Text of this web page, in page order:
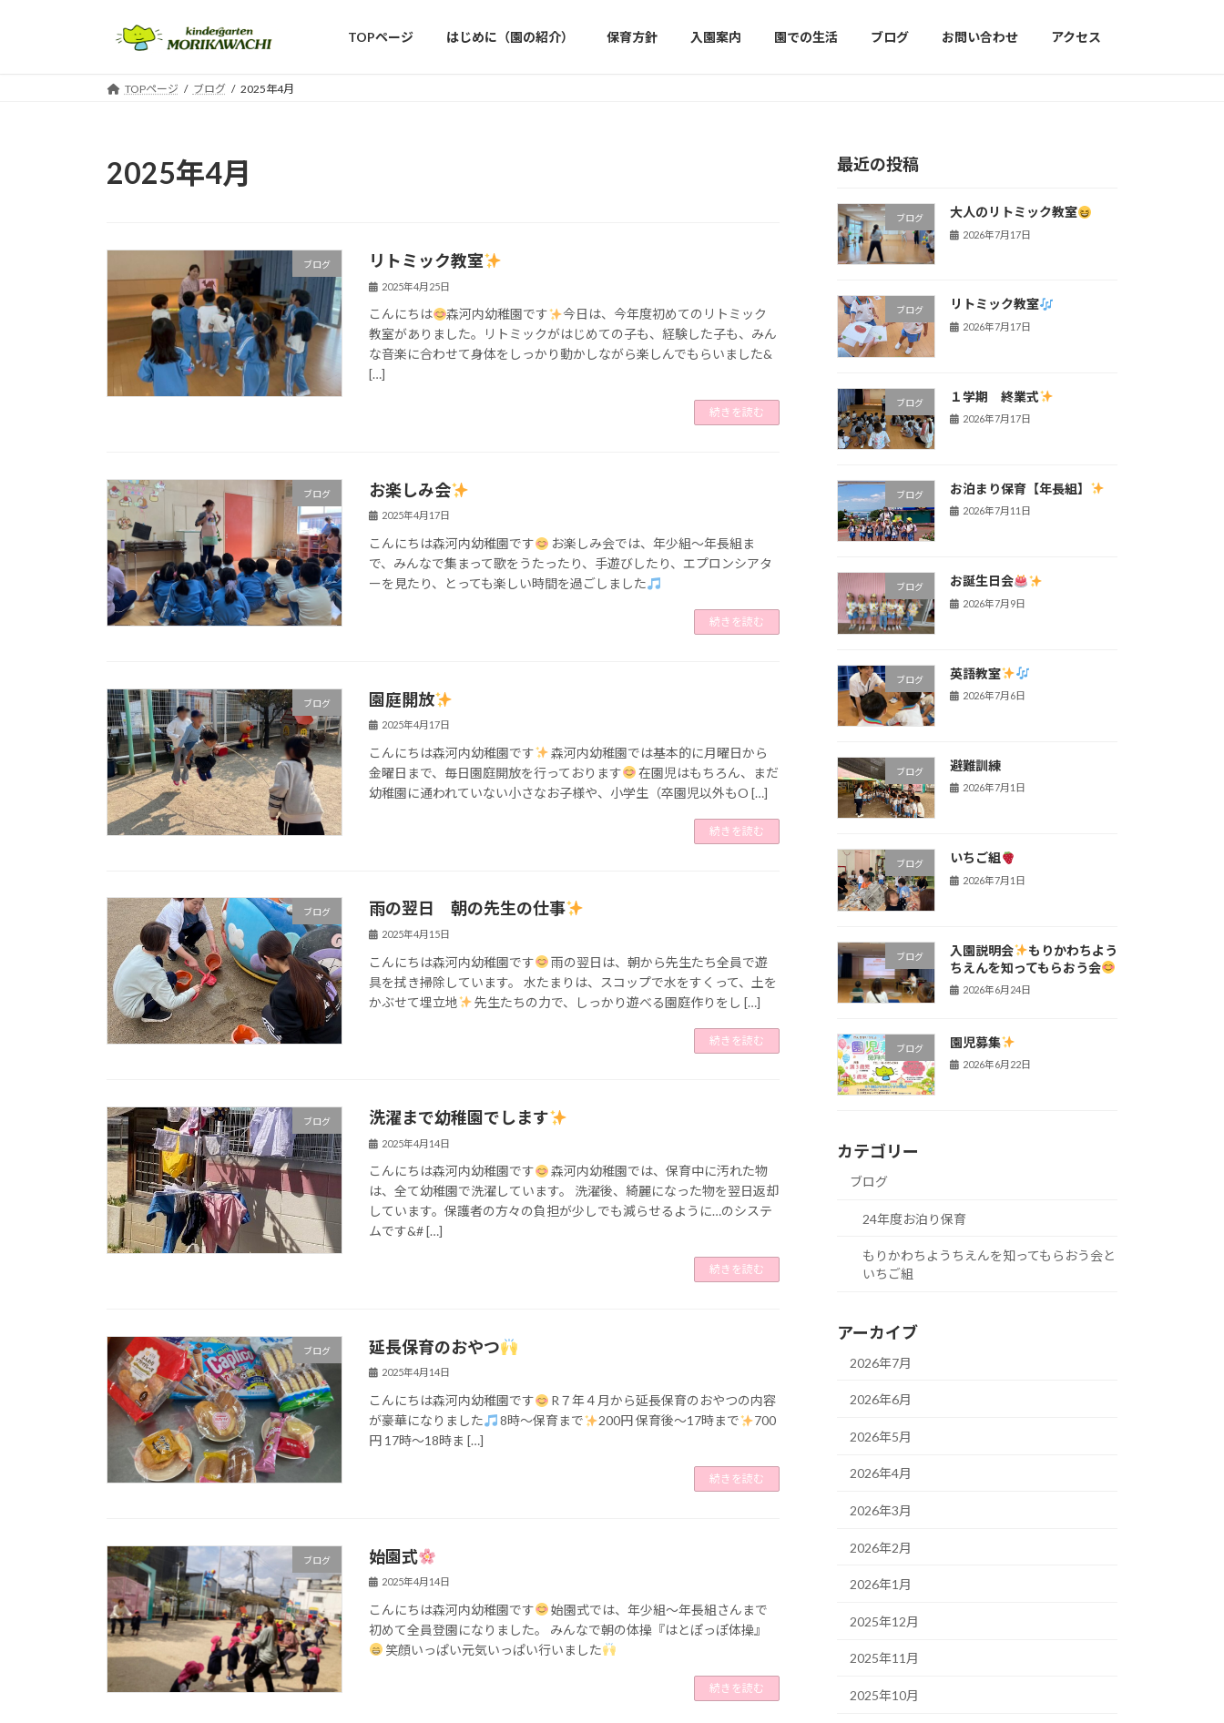
TOPページ はじめに（園の紹介） 保育方針 入園案内 園での生活 ブログ お問い合わせ アクセス
TOPページ ブログ 2025年4月
2025年4月
ブログ リトミック教室
2025年4月25日
こんにちは 森河内幼稚園です
今日は、今年度初めてのリトミック
教室がありました。リトミックがはじめての子も、経験した子も、みん
な音楽に合わせて身体をしっかり動かしながら楽しんでもらいました&
[…]
続きを読む
ブログ お楽しみ会
2025年4月17日
こんにちは森河内幼稚園です
お楽しみ会では、年少組～年長組ま
で、みんなで集まって歌をうたったり、手遊びしたり、エプロンシアタ
ーを見たり、とっても楽しい時間を過ごしました
続きを読む
ブログ 園庭開放
2025年4月17日
こんにちは森河内幼稚園です
森河内幼稚園では基本的に月曜日から
金曜日まで、毎日園庭開放を行っております
在園児はもちろん、まだ
幼稚園に通われていない小さなお子様や、小学生（卒園児以外もO […]
続きを読む
ブログ 雨の翌日 朝の先生の仕事
2025年4月15日
こんにちは森河内幼稚園です
雨の翌日は、朝から先生たち全員で遊
具を拭き掃除しています。 水たまりは、スコップで水をすくって、土を
かぶせて埋立地
先生たちの力で、しっかり遊べる園庭作りをし […]
続きを読む
ブログ 洗濯まで幼稚園でします
2025年4月14日
こんにちは森河内幼稚園です
森河内幼稚園では、保育中に汚れた物
は、全て幼稚園で洗濯しています。 洗濯後、綺麗になった物を翌日返却
しています。保護者の方々の負担が少しでも減らせるように…のシステ
ムです&# […]
続きを読む
ブログ 延長保育のおやつ
2025年4月14日
こんにちは森河内幼稚園です
R７年４月から延長保育のおやつの内容
が豪華になりました
8時～保育まで 200円 保育後～17時まで
700
円 17時～18時ま […]
続きを読む
ブログ 始園式
2025年4月14日
こんにちは森河内幼稚園です
始園式では、年少組～年長組さんまで
初めて全員登園になりました。 みんなで朝の体操『はとぽっぽ体操』
笑顔いっぱい元気いっぱい行いました
続きを読む
最近の投稿
ブログ 大人のリトミック教室
2026年7月17日
ブログ リトミック教室
2026年7月17日
ブログ １学期 終業式
2026年7月17日
ブログ お泊まり保育【年長組】
2026年7月11日
ブログ お誕生日会
2026年7月9日
ブログ 英語教室
2026年7月6日
ブログ 避難訓練
2026年7月1日
ブログ いちご組
2026年7月1日
ブログ 入園説明会
もりかわちよう
ちえんを知ってもらおう会
2026年6月24日
ブログ 園児募集
2026年6月22日
カテゴリー
ブログ
24年度お泊り保育
もりかわちようちえんを知ってもらおう会と
いちご組
アーカイブ
2026年7月
2026年6月
2026年5月
2026年4月
2026年3月
2026年2月
2026年1月
2025年12月
2025年11月
2025年10月